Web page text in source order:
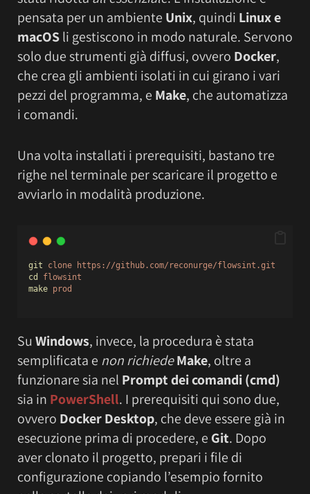
pensata per un ambiente Unix, quindi Linux e
macOSli gestiscono in modo naturale. Servono
solo due strumenti già diffusi, ovvero Docker,
che crea gli ambienti isolati in cui girano i vari
pezzi del programma, e Make, che automatizza
i comandi.
Una volta installati i prerequisiti, bastano tre
righe nel terminale per scaricare il progetto e
avviarlo in modalità produzione.
git clone
https://github.com/reconurge/flowsint.git
cd
flowsint
make prod
SuWindows, invece, la procedura è stata
semplificata e non richiedeMake, oltre a
funzionare sia nel Prompt dei comandi (cmd)
sia in PowerShell. I prerequisiti qui sono due,
ovvero Docker Desktop, che deve essere già in
esecuzione prima di procedere, e Git. Dopo
aver clonato il progetto, prepari i file di
configurazione copiando l’esempio fornito